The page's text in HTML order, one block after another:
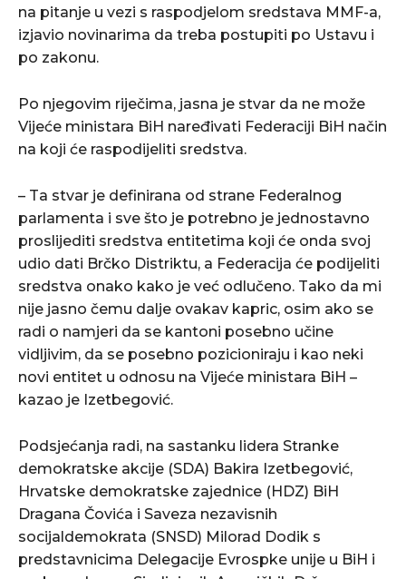
na pitanje u vezi s raspodjelom sredstava MMF-a,
izjavio novinarima da treba postupiti po Ustavu i
po zakonu.
Po njegovim riječima, jasna je stvar da ne može
Vijeće ministara BiH naređivati Federaciji BiH način
na koji će raspodijeliti sredstva.
– Ta stvar je definirana od strane Federalnog
parlamenta i sve što je potrebno je jednostavno
proslijediti sredstva entitetima koji će onda svoj
udio dati Brčko Distriktu, a Federacija će podijeliti
sredstva onako kako je već odlučeno. Tako da mi
nije jasno čemu dalje ovakav kapric, osim ako se
radi o namjeri da se kantoni posebno učine
vidljivim, da se posebno pozicioniraju i kao neki
novi entitet u odnosu na Vijeće ministara BiH –
kazao je Izetbegović.
Podsjećanja radi, na sastanku lidera Stranke
demokratske akcije (SDA) Bakira Izetbegović,
Hrvatske demokratske zajednice (HDZ) BiH
Dragana Čovića i Saveza nezavisnih
socijaldemokrata (SNSD) Milorad Dodik s
predstavnicima Delegacije Evrospke unije u BiH i